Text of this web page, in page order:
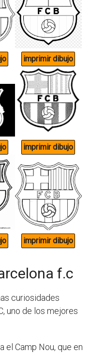
f.c
curiosidades
uno de los mejores
el Camp Nou, que en